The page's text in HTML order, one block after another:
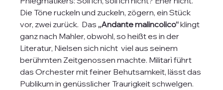
Die Töne ruckeln und zuckeln, zögern, ein Stück
vor, zwei zurück.  Das „Andante malincolico“ klingt
ganz nach Mahler, obwohl, so heißt es in der
Literatur, Nielsen sich nicht  viel aus seinem
berühmten Zeitgenossen machte. Militarì führt
das Orchester mit feiner Behutsamkeit, lässt das
Publikum in genüsslicher Traurigkeit schwelgen.